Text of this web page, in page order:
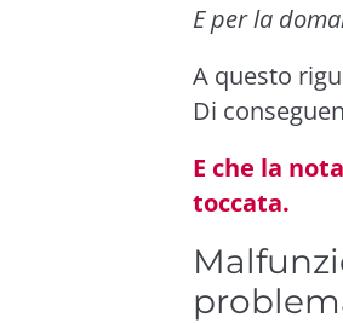
E per la
A questo
Di
E che la
toccata.